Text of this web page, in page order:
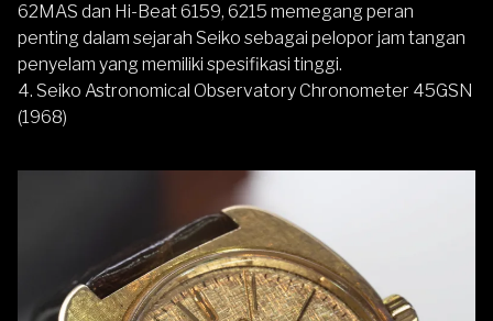
62MAS dan Hi-Beat 6159, 6215 memegang peran
penting dalam sejarah Seiko sebagai pelopor jam tangan
penyelam yang memiliki spesifikasi tinggi.
4. Seiko Astronomical Observatory Chronometer 45GSN
(1968)